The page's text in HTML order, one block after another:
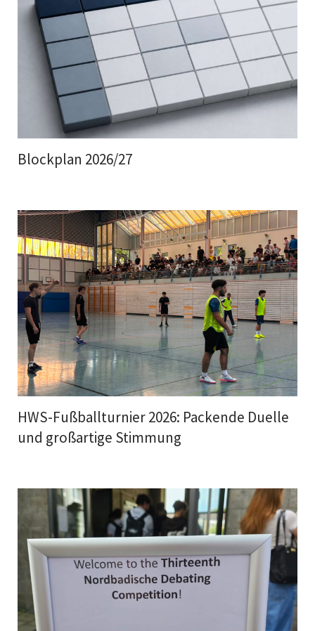
Blockplan 2026/27
HWS-Fußballturnier 2026: Packende Duelle
und großartige Stimmung